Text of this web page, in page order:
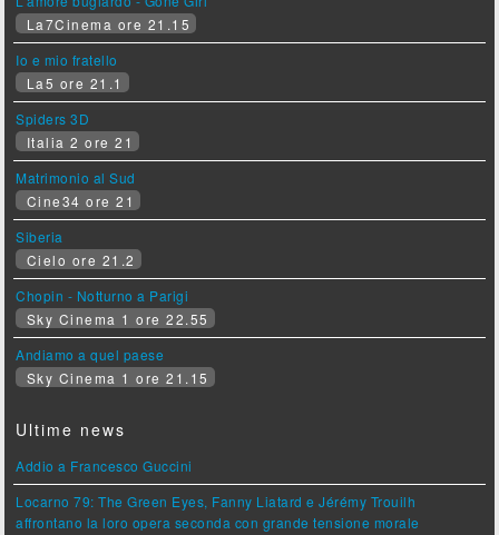
La7Cinema ore 21.15
Io e mio fratello
La5 ore 21.1
Spiders 3D
Italia 2 ore 21
Matrimonio al Sud
Cine34 ore 21
Siberia
Cielo ore 21.2
Chopin - Notturno a Parigi
Sky Cinema 1 ore 22.55
Andiamo a quel paese
Sky Cinema 1 ore 21.15
Ultime news
Addio a Francesco Guccini
Locarno 79: The Green Eyes, Fanny Liatard e Jérémy Trouilh
affrontano la loro opera seconda con grande tensione morale